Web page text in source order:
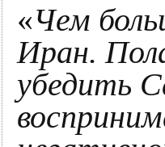
«Чем
Иран.
убедить